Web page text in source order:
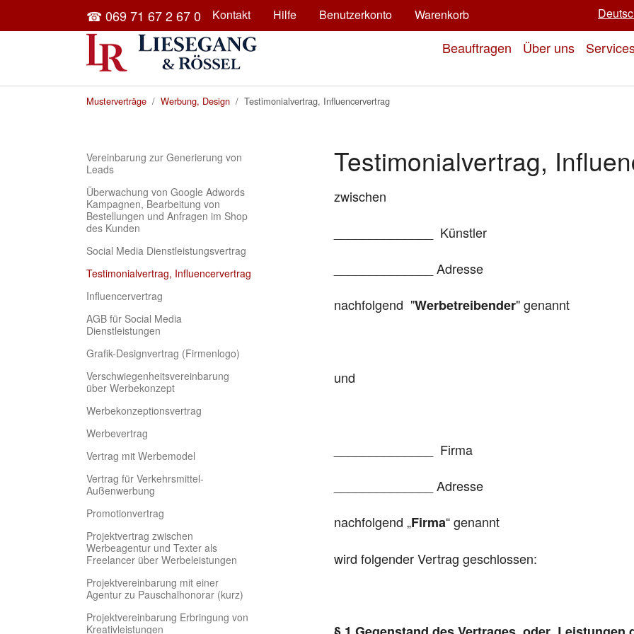
Skip to main content☎ 069 71 67 2 67 0 Kontakt Hilfe Benutzerkonto Warenkorb
Beauftragen Über uns
You are here:
Musterverträge Werbung, Design Testimonialvertrag, Influencervertrag
Vereinbarung zur Generierung von
Leads
Überwachung von Google Adwords
Kampagnen, Bearbeitung von
Bestellungen und Anfragen im Shop
des Kunden
Social Media Dienstleistungsvertrag
Testimonialvertrag, Influencervertrag
Influencervertrag
AGB für Social Media
Dienstleistungen
Grafik-Designvertrag (Firmenlogo)
Verschwiegenheitsvereinbarung
über Werbekonzept
Werbekonzeptionsvertrag
Werbevertrag
Vertrag mit Werbemodel
Vertrag für Verkehrsmittel-
Außenwerbung
Promotionvertrag
Projektvertrag zwischen
Werbeagentur und Texter als
Freelancer über Werbeleistungen
Projektvereinbarung mit einer
Agentur zu Pauschalhonorar (kurz)
Projektvereinbarung Erbringung von
Kreativleistungen
Testimonialvertrag,
zwischen
______________ Künstler
______________ Adresse
nachfolgend "Werbetreibender" genannt
und
______________ Firma
______________ Adresse
nachfolgend „Firma“ genannt
wird folgender Vertrag geschlossen: